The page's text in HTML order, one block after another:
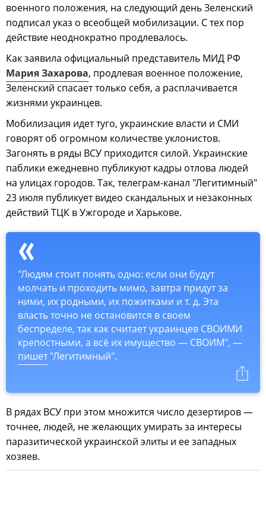
военного положения, на следующий день Зеленский
подписал указ о всеобщей мобилизации. С тех пор
действие неоднократно продлевалось.
Как заявила официальный представитель МИД РФ
Мария Захарова, продлевая военное положение,
Зеленский спасает только себя, а расплачивается
жизнями украинцев.
Мобилизация идет туго, украинские власти и СМИ
говорят об огромном количестве уклонистов.
Загонять в ряды ВСУ приходится силой. Украинские
паблики ежедневно публикуют кадры отлова людей
на улицах городов. Так, телеграм-канал "Легитимный"
23 июля публикует видео скандальных и незаконных
действий ТЦК в Ужгороде и Харькове.
"Людям стоит понять одно: если они будут
молчать и проходить мимо, завтра придут за
ними, их родными, их пожитками и т. д. Эта
власть точно не остановится в своем
беспределе, так как считает украинцев СВОИМИ
крепостными, а всё их имущество — СВОИМ", —
пишет"Легитимный".
В рядах ВСУ при этом множится число дезертиров —
точнее, людей, не желающих умирать за интересы
паразитической украинской элиты и ее западных
хозяев.